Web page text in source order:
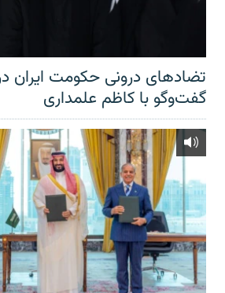
تضادهای درونی حکومت ایران
گفت‌‌وگو با کاظم علمداری